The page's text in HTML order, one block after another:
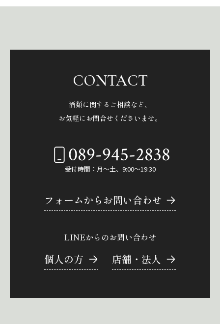
CONTACT
酒類に関するご相談など、
お気軽にお問合せくださいませ。
089-945-2838
受付時間：月～土、9:00～19:30
フォームからお問い合わせ
LINEからのお問い合わせ
個人の方 店舗・法人